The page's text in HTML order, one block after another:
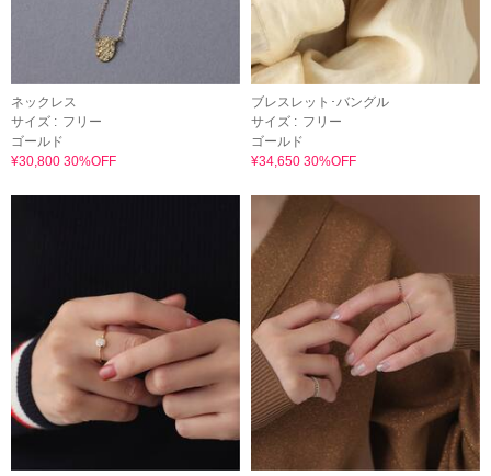
ネックレス
サイズ : フリー
ゴールド
¥30,800 30%OFF
ブレスレット･バングル
サイズ : フリー
ゴールド
¥34,650 30%OFF